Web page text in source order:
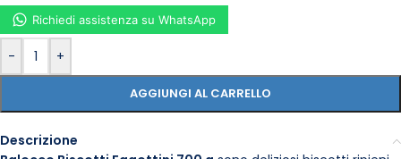
- +
AGGIUNGI AL CARRELLO
Richiedi assistenza su WhatsApp
Descrizione